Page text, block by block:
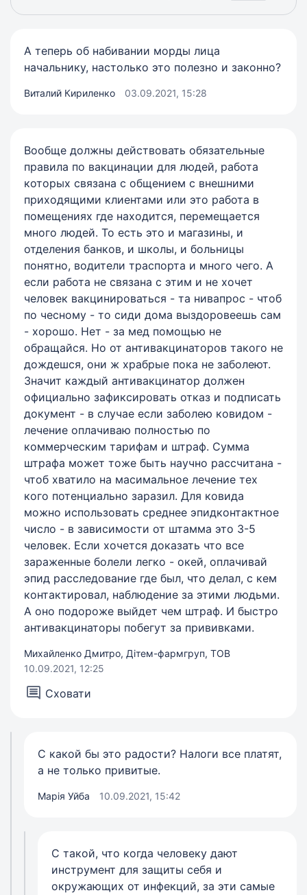
А теперь об набивании морды лица
начальнику, настолько это полезно и законно?
Виталий Кириленко 03.09.2021, 15:28
Вообще должны действовать обязательные
правила по вакцинации для людей, работа
которых связана с общением с внешними
приходящими клиентами или это работа в
помещениях где находится, перемещается
много людей. То есть это и магазины, и
отделения банков, и школы, и больницы
понятно, водители траспорта и много чего. А
если работа не связана с этим и не хочет
человек вакцинироваться - та нивапрос - чтоб
по чесному - то сиди дома выздоровеешь сам
- хорошо. Нет - за мед помощью не
обращайся. Но от антивакцинаторов такого не
дождешся, они ж храбрые пока не заболеют.
Значит каждый антивакцинатор должен
официально зафиксировать отказ и подписать
документ - в случае если заболею ковидом -
лечение оплачиваю полностью по
коммерческим тарифам и штраф. Сумма
штрафа может тоже быть научно рассчитана -
чтоб хватило на масимальное лечение тех
кого потенциально заразил. Для ковида
можно использовать среднее эпидконтактное
число - в зависимости от штамма это 3-5
человек. Если хочется доказать что все
зараженные болели легко - окей, оплачивай
эпид расследование где был, что делал, с кем
контактировал, наблюдение за этими людьми.
А оно подороже выйдет чем штраф. И быстро
антивакцинаторы побегут за прививками.
Михайленко Дмитро, Дітем-фармгруп, ТОВ
10.09.2021, 12:25
Сховати
С какой бы это радости? Налоги все платят,
а не только привитые.
Марія Уйба 10.09.2021, 15:42
С такой, что когда человеку дают
инструмент для защиты себя и
окружающих от инфекций, за эти самые